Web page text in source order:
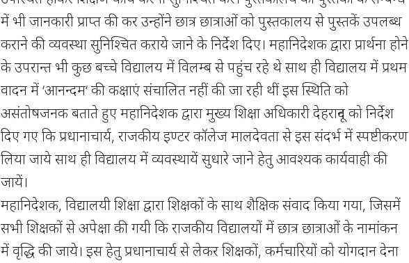
में भी जानकारी प्राप्त की कर उन्होंने छात्र छात्राओं को पुस्तकालय से पुस्तकें उपलब्ध
कराने की व्यवस्था सुनिश्चित कराये जाने के निर्देश दिए। महानिदेशक द्वारा प्रार्थना होने
के उपरान्त भी कुछ बच्चे विद्यालय में विलम्ब से पहुंच रहे थे साथ ही विद्यालय में प्रथम
वादन में ‘आनन्दम‘ की कक्षाएं संचालित नहीं की जा रही थीं इस स्थिति को
असंतोषजनक बताते हुए महानिदेशक द्वारा मुख्य शिक्षा अधिकारी देहरादून को निर्देश
दिए गए कि प्रधानाचार्य, राजकीय इण्टर कॉलेज मालदेवता से इस संदर्भ में स्पष्टीकरण
लिया जाये साथ ही विद्यालय में व्यवस्थायें सुधारे जाने हेतु आवश्यक कार्यवाही की
जायें।
महानिदेशक, विद्यालयी शिक्षा द्वारा शिक्षकों के साथ शैक्षिक संवाद किया गया, जिसमें
सभी शिक्षकों से अपेक्षा की गयी कि राजकीय विद्यालयों में छात्र छात्राओं के नामांकन
में वृद्धि की जाये। इस हेतु प्रधानाचार्य से लेकर शिक्षकों, कर्मचारियों को योगदान देना